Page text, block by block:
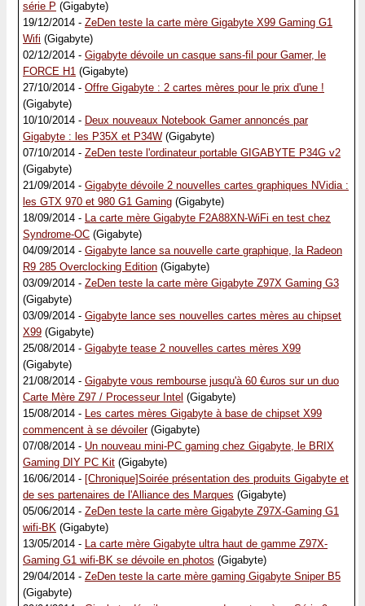
série P (Gigabyte)
19/12/2014 - ZeDen teste la carte mère Gigabyte X99 Gaming G1
Wifi (Gigabyte)
02/12/2014 - Gigabyte dévoile un casque sans-fil pour Gamer, le
FORCE H1 (Gigabyte)
27/10/2014 - Offre Gigabyte : 2 cartes mères pour le prix d'une !
(Gigabyte)
10/10/2014 - Deux nouveaux Notebook Gamer annoncés par
Gigabyte : les P35X et P34W (Gigabyte)
07/10/2014 - ZeDen teste l'ordinateur portable GIGABYTE P34G v2
(Gigabyte)
21/09/2014 - Gigabyte dévoile 2 nouvelles cartes graphiques NVidia :
les GTX 970 et 980 G1 Gaming (Gigabyte)
18/09/2014 - La carte mère Gigabyte F2A88XN-WiFi en test chez
Syndrome-OC (Gigabyte)
04/09/2014 - Gigabyte lance sa nouvelle carte graphique, la Radeon
R9 285 Overclocking Edition (Gigabyte)
03/09/2014 - ZeDen teste la carte mère Gigabyte Z97X Gaming G3
(Gigabyte)
03/09/2014 - Gigabyte lance ses nouvelles cartes mères au chipset
X99 (Gigabyte)
25/08/2014 - Gigabyte tease 2 nouvelles cartes mères X99
(Gigabyte)
21/08/2014 - Gigabyte vous rembourse jusqu'à 60 €uros sur un duo
Carte Mère Z97 / Processeur Intel (Gigabyte)
15/08/2014 - Les cartes mères Gigabyte à base de chipset X99
commencent à se dévoiler(Gigabyte)
07/08/2014 - Un nouveau mini-PC gaming chez Gigabyte, le BRIX
Gaming DIY PC Kit (Gigabyte)
16/06/2014 - [Chronique]Soirée présentation des produits Gigabyte et
de ses partenaires de l'Alliance des Marques (Gigabyte)
05/06/2014 - ZeDen teste la carte mère Gigabyte Z97X-Gaming G1
wifi-BK (Gigabyte)
13/05/2014 - La carte mère Gigabyte ultra haut de gamme Z97X-
Gaming G1 wifi-BK se dévoile en photos (Gigabyte)
29/04/2014 - ZeDen teste la carte mère gaming Gigabyte Sniper B5
(Gigabyte)